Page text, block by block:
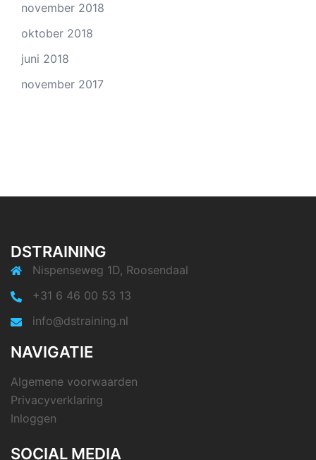
november 2018
oktober 2018
juni 2018
november 2017
DSTRAINING
Nispenseweg 1D, Roosendaal
+31 6 46 00 53 13
info@dstraining.nl
NAVIGATIE
Algemene voorwaarden
Privacyverklaring
Inloggen
SOCIAL MEDIA